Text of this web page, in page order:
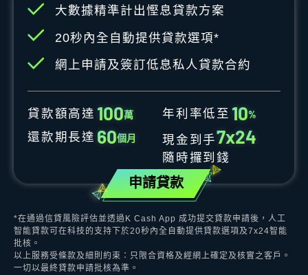
大數據精準計出慳息貸款方案
20秒內全自動提供貸款選項*
網上申請及簽訂低息私人貸款合約
貸款額高達 100萬 年利率低至 10%
還款期長達 60個月 現金到手7x24
隨時攞到錢
申請貸款
*在通過信貸風險評估並透過K Cash App 成功提交貸款申請後，人工
智能貸款可在科技的支持下於20秒內全自動提供貸款選項及7x24智能
批核。
以上服務受條款及細則約束：只限合資格及經網上確定及核實之客戶。
一切以最終貸款申請批核為準。